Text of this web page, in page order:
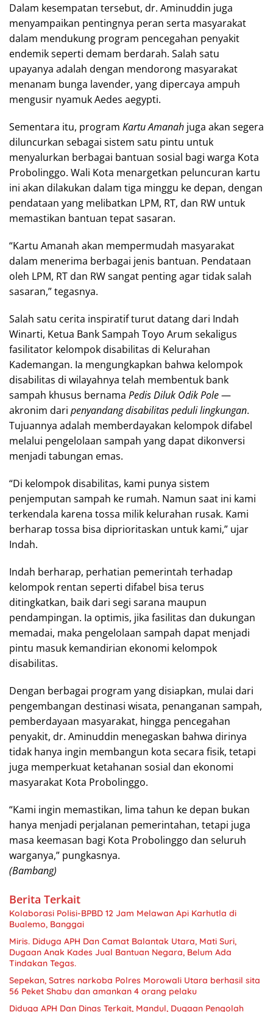
Dalam kesempatan tersebut, dr. Aminuddin juga
menyampaikan pentingnya peran serta masyarakat
dalam mendukung program pencegahan penyakit
endemik seperti demam berdarah. Salah satu
upayanya adalah dengan mendorong masyarakat
menanam bunga lavender, yang dipercaya ampuh
mengusir nyamuk Aedes aegypti.
Sementara itu, program Kartu Amanah juga akan segera
diluncurkan sebagai sistem satu pintu untuk
menyalurkan berbagai bantuan sosial bagi warga Kota
Probolinggo. Wali Kota menargetkan peluncuran kartu
ini akan dilakukan dalam tiga minggu ke depan, dengan
pendataan yang melibatkan LPM, RT, dan RW untuk
memastikan bantuan tepat sasaran.
“Kartu Amanah akan mempermudah masyarakat
dalam menerima berbagai jenis bantuan. Pendataan
oleh LPM, RT dan RW sangat penting agar tidak salah
sasaran,” tegasnya.
Salah satu cerita inspiratif turut datang dari Indah
Winarti, Ketua Bank Sampah Toyo Arum sekaligus
fasilitator kelompok disabilitas di Kelurahan
Kademangan. Ia mengungkapkan bahwa kelompok
disabilitas di wilayahnya telah membentuk bank
sampah khusus bernama Pedis Diluk Odik Pole—
akronim dari penyandang disabilitas peduli lingkungan.
Tujuannya adalah memberdayakan kelompok difabel
melalui pengelolaan sampah yang dapat dikonversi
menjadi tabungan emas.
“Di kelompok disabilitas, kami punya sistem
penjemputan sampah ke rumah. Namun saat ini kami
terkendala karena tossa milik kelurahan rusak. Kami
berharap tossa bisa diprioritaskan untuk kami,” ujar
Indah.
Indah berharap, perhatian pemerintah terhadap
kelompok rentan seperti difabel bisa terus
ditingkatkan, baik dari segi sarana maupun
pendampingan. Ia optimis, jika fasilitas dan dukungan
memadai, maka pengelolaan sampah dapat menjadi
pintu masuk kemandirian ekonomi kelompok
disabilitas.
Dengan berbagai program yang disiapkan, mulai dari
pengembangan destinasi wisata, penanganan sampah,
pemberdayaan masyarakat, hingga pencegahan
penyakit, dr. Aminuddin menegaskan bahwa dirinya
tidak hanya ingin membangun kota secara fisik, tetapi
juga memperkuat ketahanan sosial dan ekonomi
masyarakat Kota Probolinggo.
“Kami ingin memastikan, lima tahun ke depan bukan
hanya menjadi perjalanan pemerintahan, tetapi juga
masa keemasan bagi Kota Probolinggo dan seluruh
warganya,” pungkasnya.
(Bambang)
Berita Terkait
Kolaborasi Polisi-BPBD 12 Jam Melawan Api Karhutla di
Bualemo, Banggai
Miris. Diduga APH Dan Camat Balantak Utara, Mati Suri,
Dugaan Anak Kades Jual Bantuan Negara, Belum Ada
Sepekan, Satres narkoba Polres Morowali Utara berhasil sita
56 Peket Shabu dan amankan 4 orang pelaku
Diduga APH Dan Dinas Terkait, Mandul, Dugaan Pengolah